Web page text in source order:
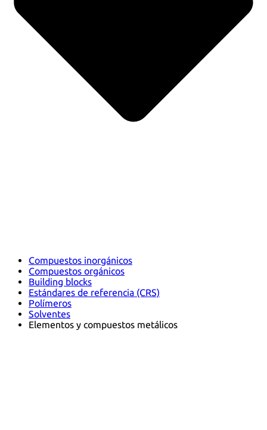
Compuestos inorgánicos
Compuestos orgánicos
Building blocks
Estándares de referencia (CRS)
Polímeros
Solventes
Elementos y compuestos metálicos